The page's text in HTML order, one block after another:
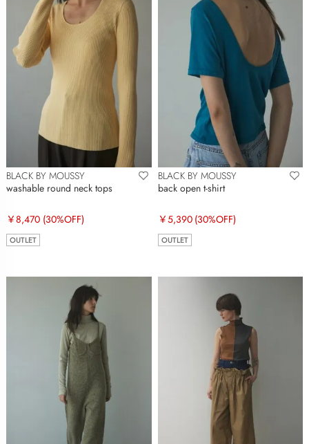
BLACK BY MOUSSY
washable round neck tops
￥8,470 (30%OFF)
OUTLET
BLACK BY MOUSSY
back open t-shirt
￥5,390 (30%OFF)
OUTLET